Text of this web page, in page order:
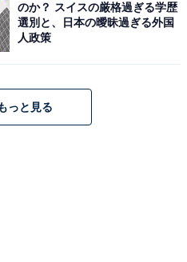
のか？ スイスの厳格過ぎる学歴
選別と、日本の曖昧過ぎる外国
人政策
っと見る